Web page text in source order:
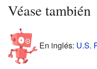
Véase también
En inglés: U.S.